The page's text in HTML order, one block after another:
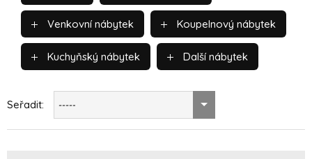
Venkovní nábytek Koupelnový nábytek
Kuchyňský nábytek Další nábytek
Seřadit: -----